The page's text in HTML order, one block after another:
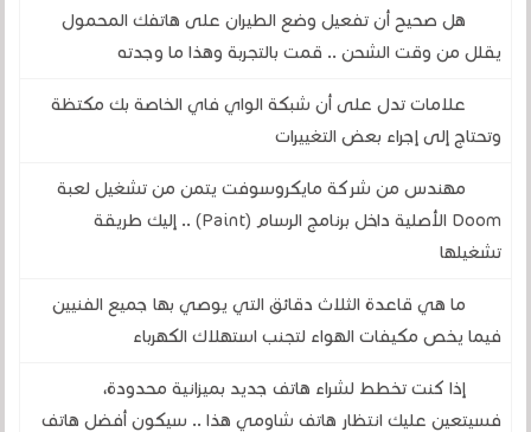
هل صحيح أن تفعيل وضع الطيران على هاتفك المحمول
يقلل من وقت الشحن .. قمت بالتجربة وهذا ما وجدته
علامات تدل على أن شبكة الواي فاي الخاصة بك مكتظة
وتحتاج إلى إجراء بعض التغييرات
مهندس من شركة مايكروسوفت يتمن من تشغيل لعبة
Doom الأصلية داخل برنامج الرسام (Paint) .. إليك طريقة
تشغيلها
ما هي قاعدة الثلاث دقائق التي يوصي بها جميع الفنيين
فيما يخص مكيفات الهواء لتجنب استهلاك الكهرباء
إذا كنت تخطط لشراء هاتف جديد بميزانية محدودة،
فسيتعين عليك انتظار هاتف شاومي هذا .. سيكون أفضل هاتف